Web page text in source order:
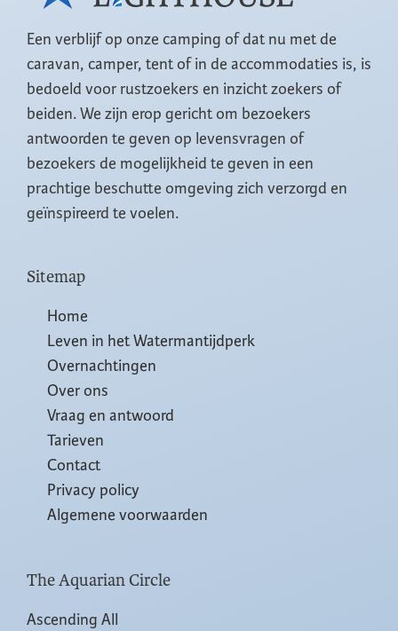
Een verblijf op onze camping of dat nu met de
caravan, camper, tent of in de accommodaties is, is
bedoeld voor rustzoekers en inzicht zoekers of
beiden. We zijn erop gericht om bezoekers
antwoorden te geven op levensvragen of
bezoekers de mogelijkheid te geven in een
prachtige beschutte omgeving zich verzorgd en
geïnspireerd te voelen.
Sitemap
Home
Leven in het Watermantijdperk
Overnachtingen
Over ons
Vraag en antwoord
Tarieven
Contact
Privacy policy
Algemene voorwaarden
The Aquarian Circle
Ascending All